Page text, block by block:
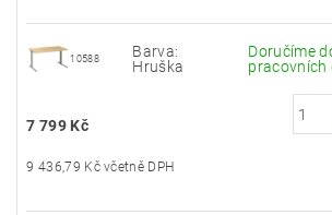
10588
Barva:
Hruška
Doručíme
pracovních
7 799 Kč
9 436,79 Kč včetně DPH